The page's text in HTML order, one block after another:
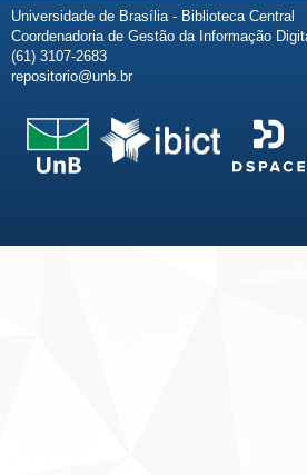
Universidade de Brasília - Biblioteca Central
Coordenadoria de Gestão da Informação
(61) 3107-2683
repositorio@unb.br